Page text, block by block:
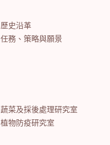
歷史沿革
任務、策略與願景
蔬菜及採後處理研究室
植物防疫研究室